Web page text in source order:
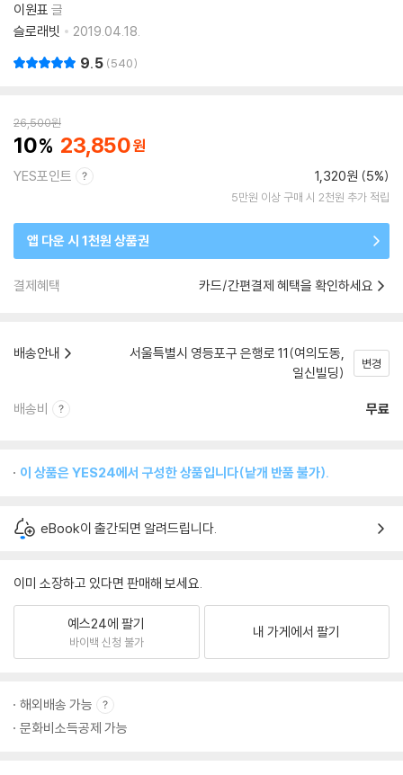
이원표 글
슬로래빗
2019.04.18.
9.5 540
26,500원
10 23,850
YES포인트 1,320원 (5%)
5만원 이상 구매 시 2천원 추가 적립
앱 다운 시 1천원 상품권
결제혜택 카드/간편결제 혜택을 확인하세요
배송안내
서울특별시 영등포구 은행로 11(여의도동,
일신빌딩)
변경
배송비 무료
이 상품은 YES24에서 구성한 상품입니다(낱개 반품 불가).
eBook이 출간되면 알려드립니다.
이미 소장하고 있다면 판매해 보세요.
예스24에 팔기
바이백 신청 불가
내 가게에서 팔기
해외배송 가능
문화비소득공제 가능